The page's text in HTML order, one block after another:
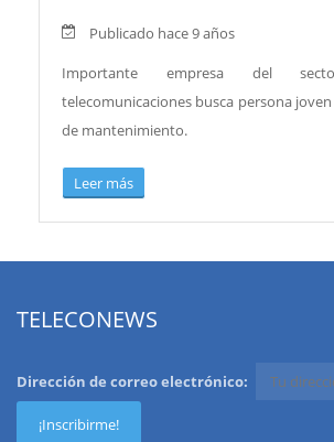
Publicado hace 9 años
Importante empresa del
telecomunicaciones busca persona
de mantenimiento.
Leer más
TELECONEWS
Dirección de correo electrónico: